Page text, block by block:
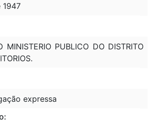
1947
MINISTERIO PUBLICO DO DISTRITO
expressa